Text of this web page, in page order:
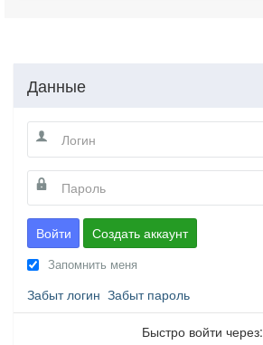
Данные
Войти Создать аккаунт
Запомнить меня
Забыт логин Забыт пароль
Быстро войти через: